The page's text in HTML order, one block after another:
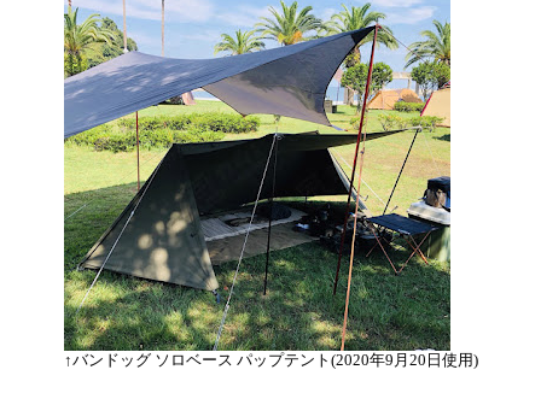
↑バンドッグ ソロベース パップテント(2020年9月20日使用)